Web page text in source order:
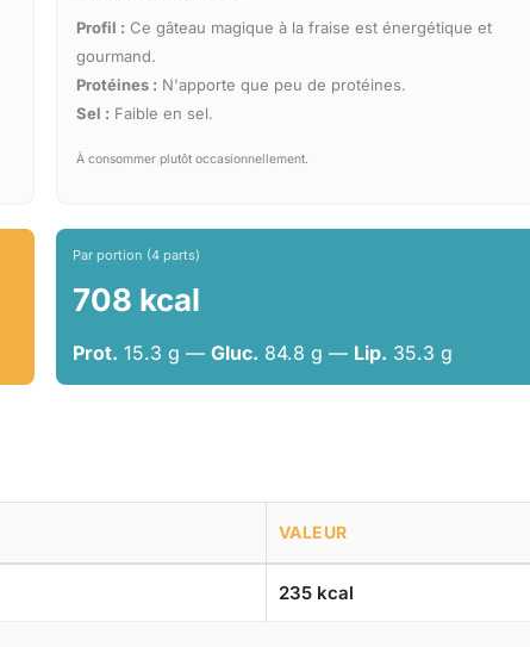
Profil : Ce gâteau magique à la fraise est énergétique et
gourmand.
Protéines : N'apporte que peu de protéines.
Sel : Faible en sel.
À consommer plutôt occasionnellement.
Par portion (4 parts)
708 kcal
Prot. 15.3 g —Gluc. 84.8 g — Lip. 35.3 g
VALEUR
235 kcal